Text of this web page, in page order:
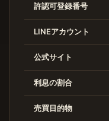
許認可登録番号
LINEアカウント
公式サイト
利息の割合
売買目的物